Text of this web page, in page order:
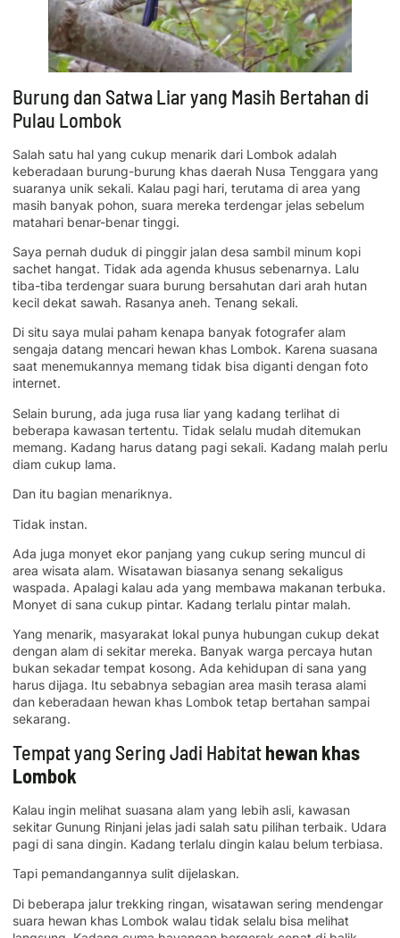
Burung dan Satwa Liar yang Masih Bertahan di
Pulau Lombok
Salah satu hal yang cukup menarik dari Lombok adalah
keberadaan burung-burung khas daerah Nusa Tenggara yang
suaranya unik sekali. Kalau pagi hari, terutama di area yang
masih banyak pohon, suara mereka terdengar jelas sebelum
matahari benar-benar tinggi.
Saya pernah duduk di pinggir jalan desa sambil minum kopi
sachet hangat. Tidak ada agenda khusus sebenarnya. Lalu
tiba-tiba terdengar suara burung bersahutan dari arah hutan
kecil dekat sawah. Rasanya aneh. Tenang sekali.
Di situ saya mulai paham kenapa banyak fotografer alam
sengaja datang mencari hewan khas Lombok. Karena suasana
saat menemukannya memang tidak bisa diganti dengan foto
internet.
Selain burung, ada juga rusa liar yang kadang terlihat di
beberapa kawasan tertentu. Tidak selalu mudah ditemukan
memang. Kadang harus datang pagi sekali. Kadang malah perlu
diam cukup lama.
Dan itu bagian menariknya.
Tidak instan.
Ada juga monyet ekor panjang yang cukup sering muncul di
area wisata alam. Wisatawan biasanya senang sekaligus
waspada. Apalagi kalau ada yang membawa makanan terbuka.
Monyet di sana cukup pintar. Kadang terlalu pintar malah.
Yang menarik, masyarakat lokal punya hubungan cukup dekat
dengan alam di sekitar mereka. Banyak warga percaya hutan
bukan sekadar tempat kosong. Ada kehidupan di sana yang
harus dijaga. Itu sebabnya sebagian area masih terasa alami
dan keberadaan hewan khas Lombok tetap bertahan sampai
sekarang.
Tempat yang Sering Jadi Habitathewan khas
Lombok
Kalau ingin melihat suasana alam yang lebih asli, kawasan
sekitar Gunung Rinjani jelas jadi salah satu pilihan terbaik. Udara
pagi di sana dingin. Kadang terlalu dingin kalau belum terbiasa.
Tapi pemandangannya sulit dijelaskan.
Di beberapa jalur trekking ringan, wisatawan sering mendengar
suara hewan khas Lombok walau tidak selalu bisa melihat